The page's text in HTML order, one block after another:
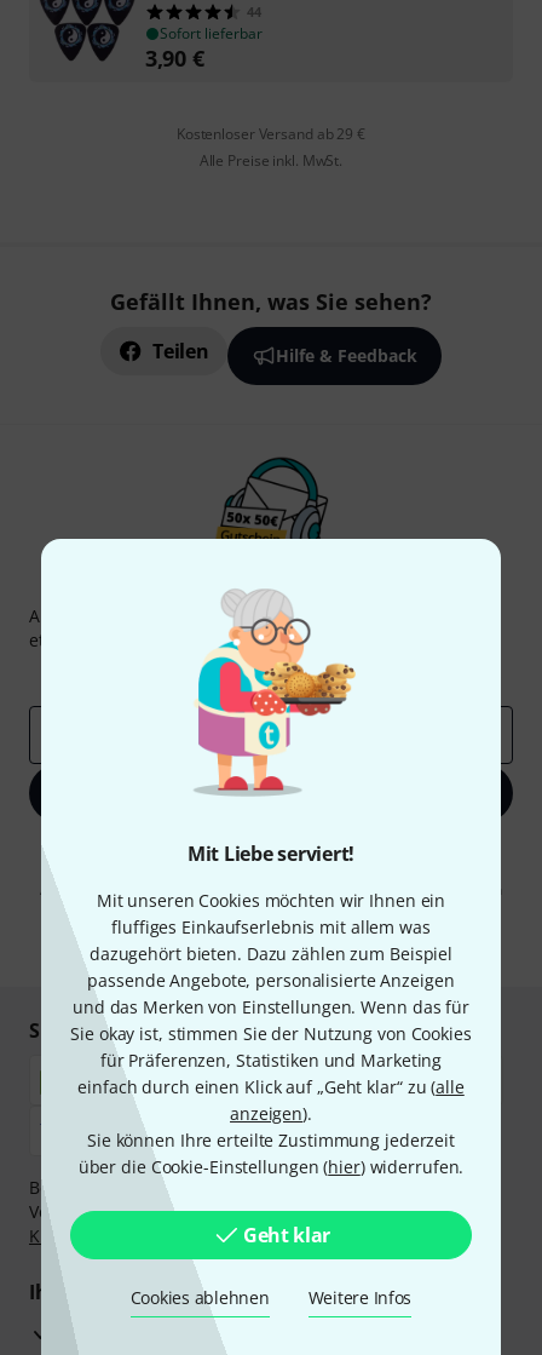
Mit Liebe serviert!
Mit unseren Cookies möchten wir Ihnen ein
fluffiges Einkaufserlebnis mit allem was
dazugehört bieten. Dazu zählen zum Beispiel
passende Angebote, personalisierte Anzeigen
und das Merken von Einstellungen. Wenn das für
Sie okay ist, stimmen Sie der Nutzung von Cookies
für Präferenzen, Statistiken und Marketing
einfach durch einen Klick auf „Geht klar“ zu (alle
anzeigen).
Sie können Ihre erteilte Zustimmung jederzeit
über die Cookie-Einstellungen (hier) widerrufen.
Geht klar
Cookies ablehnen Weitere Infos
44
Sofort lieferbar
3,90 €
Kostenloser Versand ab 29 €
Alle Preise inkl. MwSt.
Gefällt Ihnen, was Sie sehen?
Teilen Hilfe & Feedback
Thomann Newsletter
Abonniere den Thomann Newsletter und gewinne mit
etwas Glück einen von
50 Gutscheinen
Inspirierende Beiträge
Deals Thomann Insights
Jetzt anmelden
Mit Klick auf „Jetzt anmelden“ stimmen Sie dem Erhalt von E-Mail-
Werbung und einer Messung des E-Mail-Nutzungsverhaltens zu. Die
Abmeldung ist jederzeit möglich. Weitere Informationen finden Sie in
unserenDatenschutzhinweisen.
* Pflichtfeld
Sicher einkaufen & bezahlen
Bezahlen Sie vertraulich und sicher per Nachnahme,
Vorkasse, PayPal, Amazon Pay,Klarna Sofort bezahlen
Klarna Ratenzahlung
oder Kreditkarte.
Ihre Vorteile
3 Jahre Thomann Garantie